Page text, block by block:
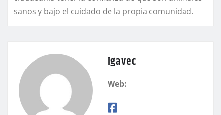
sanos y bajo el cuidado de la propia comunidad.
igavec
Web: